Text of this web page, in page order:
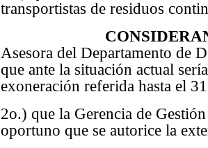
transportistas de residuos
Asesora del Departamento de
que ante la situación actual
exoneración referida hasta el
2o.) que la Gerencia de
oportuno que se autorice la